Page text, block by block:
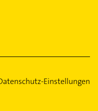
Einstellungen